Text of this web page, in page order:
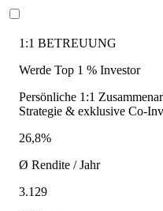
1:1 BETREUUNG
Werde Top 1 % Investor
Persönliche 1:1
Strategie & exklusive Co-
26,8%
Ø Rendite / Jahr
3.129